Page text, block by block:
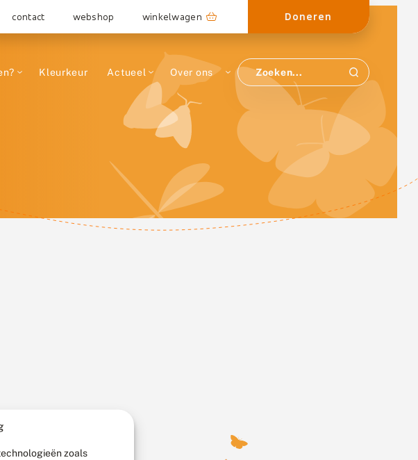
zoals
contact webshop winkelwagen Doneren
Kleurkeur Actueel Over ons